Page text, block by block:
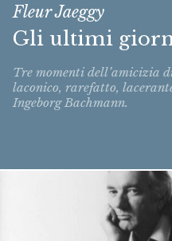
Fleur Jaeggy
Gli ultimi
Tre momenti dell’amicizia
laconico, rarefatto,
Ingeborg Bachmann.